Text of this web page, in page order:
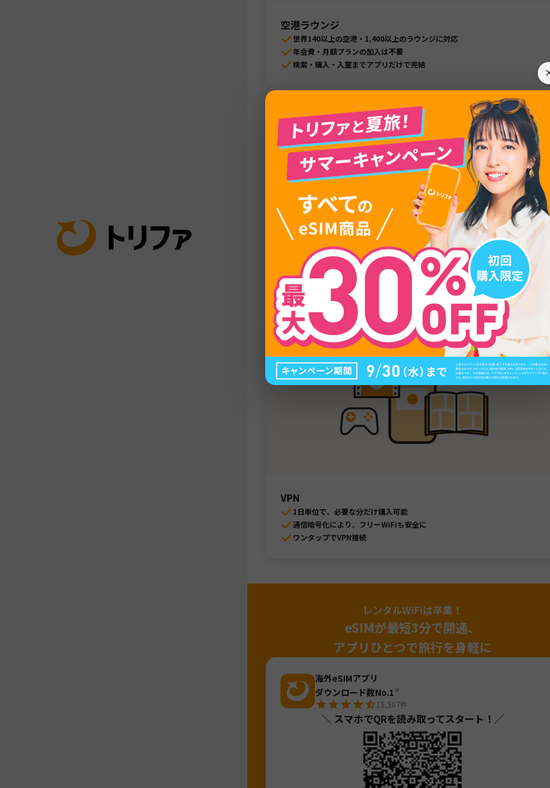
空港ラウンジ
世界140以上の空港・1,400以上のラウンジに対応
年会費・月額プランの加入は不要
検索・購入・入室までアプリだけで完結
海外旅行保険
病気、けが、盗難などのケースに対応
トラブル時の対応や保険金の申請までアプリでまるっとサポート
日本語で24時間365日、LINEで対応可能
VPN
1日単位で、必要な分だけ購入可能
通信暗号化により、フリーWiFiも安全に
ワンタップでVPN接続
レンタルWiFiは卒業！
eSIMが最短3分で開通、
アプリひとつで旅行を身軽に
海外eSIMアプリ
ダウンロード数No.1※
15,507件
＼ スマホでQRを読み取ってスタート！／